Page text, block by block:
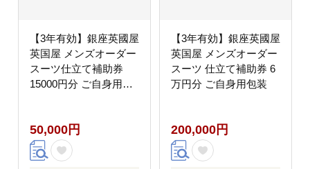
【3年有効】銀座英國屋
英国屋 メンズオーダー
スーツ仕立て補助券
15000円分 ご自身用包
50,000円
【3年有効】銀座英國屋
英国屋 メンズオーダー
スーツ 仕立て補助券 6
万円分 ご自身用包装
200,000円